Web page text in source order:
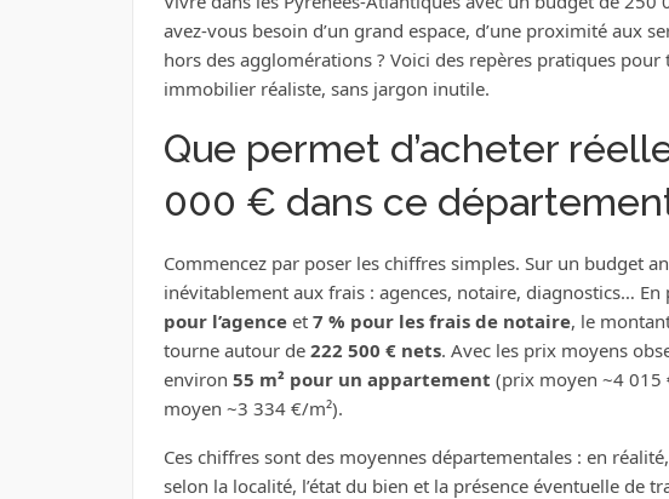
avez-vous besoin d’un grand espace, d’une proximité aux
hors des agglomérations ? Voici des repères pratiques
immobilier réaliste, sans jargon inutile.
Que permet d’acheter
000 € dans ce
Commencez par poser les chiffres simples. Sur un budget
inévitablement aux frais : agences, notaire, diagnostics…
pour l’agenceet 7 % pour les frais de notaire, le
tourne autour de 222 500 € nets. Avec les prix moyens
environ 55 m² pour un appartement (prix moyen ~4 015
moyen ~3 334 €/m²).
Ces chiffres sont des moyennes départementales : en
selon la localité, l’état du bien et la présence éventuelle de